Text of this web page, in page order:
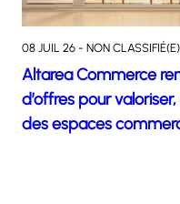
08 JUIL 26 - NON CLASSIFIÉ(E)
Altarea Commerce
d’offres pour
des espaces